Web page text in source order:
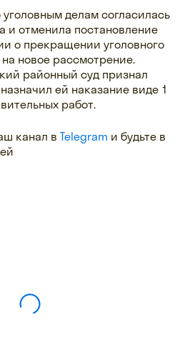
делам согласилась
и отменила постановление
о прекращении уголовного
новое рассмотрение.
районный суд признал
ей наказание виде 1
работ.
канал в Telegram и будьте в